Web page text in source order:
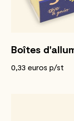
Boîtes
0,33 euros p/st